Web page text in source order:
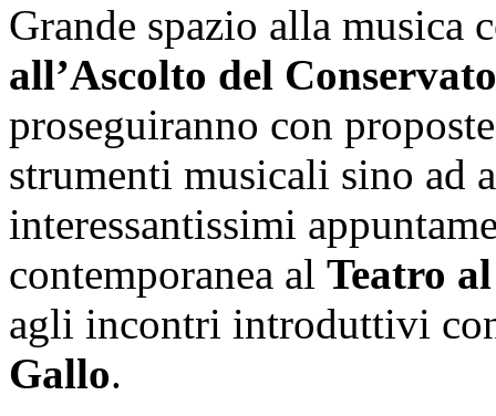
Grande spazio alla
all’Ascolto del
proseguiranno con
strumenti musicali sino ad
interessantissimi
contemporanea al Teatro
agli incontri introduttivi
Gallo.